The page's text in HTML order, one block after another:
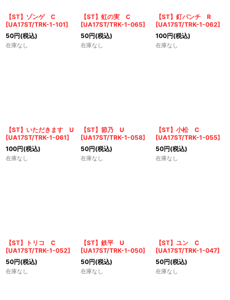
【ST】ゾンゲ C
[UA17ST/TRK-1-101]
50円(税込)
在庫なし
【ST】虹の実 C
[UA17ST/TRK-1-065]
50円(税込)
在庫なし
【ST】釘パンチ R
[UA17ST/TRK-1-062]
100円(税込)
在庫なし
【ST】いただきます U
[UA17ST/TRK-1-061]
100円(税込)
在庫なし
【ST】節乃 U
[UA17ST/TRK-1-058]
50円(税込)
在庫なし
【ST】小松 C
[UA17ST/TRK-1-055]
50円(税込)
在庫なし
【ST】トリコ C
[UA17ST/TRK-1-052]
50円(税込)
在庫なし
【ST】鉄平 U
[UA17ST/TRK-1-050]
50円(税込)
在庫なし
【ST】ユン C
[UA17ST/TRK-1-047]
50円(税込)
在庫なし